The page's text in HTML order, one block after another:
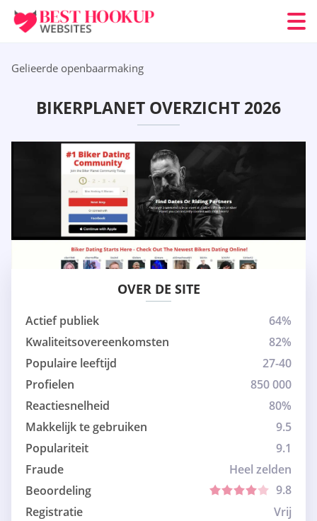
Gelieerde openbaarmaking
BIKERPLANET OVERZICHT 2026
OVER DE SITE
Actief publiek
64%
Kwaliteitsovereenkomsten
82%
Populaire leeftijd
27-40
Profielen
850 000
Reactiesnelheid
80%
Makkelijk te gebruiken
9.5
Populariteit
9.1
Fraude
Heel zelden
Beoordeling
9.8
Registratie
Vrij